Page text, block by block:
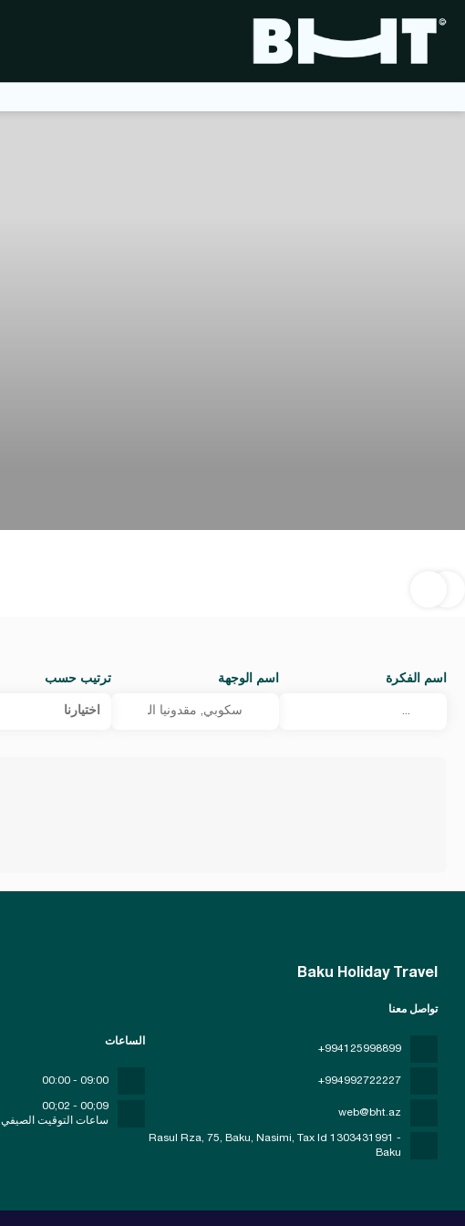
اسم الفكرة اسم الوجهة ترتيب حسب
اختيارنا
Baku Holiday Travel
تواصل معنا
+994125998899
+994992722227
web@bht.az
Rasul Rza, 75, Baku, Nasimi, Tax Id 1303431991 -
Baku
الساعات
09:00 - 00:00
09;00 - 02;00
ساعات التوقيت الصيفي